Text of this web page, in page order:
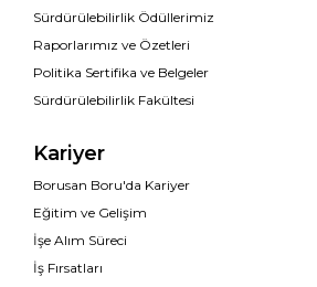
Sürdürülebilirlik Ödüllerimiz
Raporlarımız ve Özetleri
Politika Sertifika ve Belgeler
Sürdürülebilirlik Fakültesi
Kariyer
Borusan Boru'da Kariyer
Eğitim ve Gelişim
İşe Alım Süreci
İş Fırsatları